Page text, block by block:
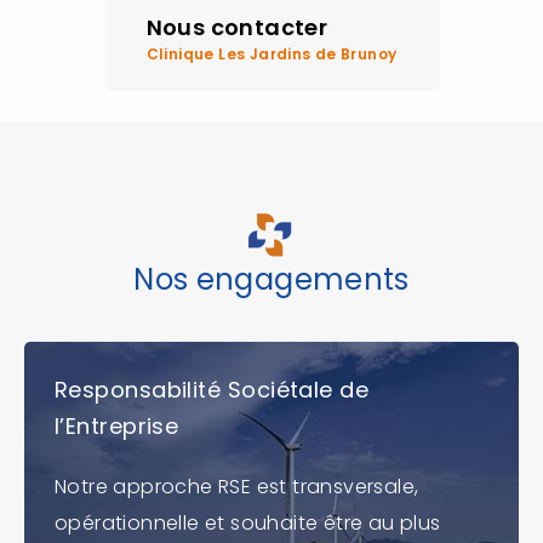
Nous contacter
Clinique Les Jardins de Brunoy
Nos engagements
Responsabilité Sociétale de
l’Entreprise
Notre approche RSE est transversale,
opérationnelle et souhaite être au plus